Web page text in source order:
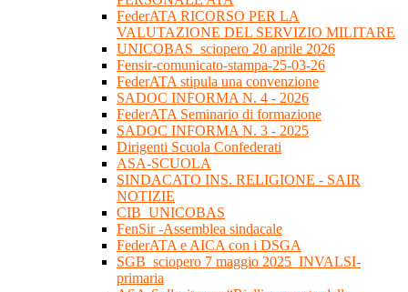
FederATA RICORSO PER LA
VALUTAZIONE DEL SERVIZIO MILITARE
UNICOBAS_sciopero 20 aprile 2026
Fensir-comunicato-stampa-25-03-26
FederATA stipula una convenzione
SADOC INFORMA N. 4 - 2026
FederATA Seminario di formazione
SADOC INFORMA N. 3 - 2025
Dirigenti Scuola Confederati
ASA-SCUOLA
SINDACATO INS. RELIGIONE - SAIR
NOTIZIE
CIB_UNICOBAS
FenSir -Assemblea sindacale
FederATA e AICA con i DSGA
SGB_sciopero 7 maggio 2025_INVALSI-
primaria